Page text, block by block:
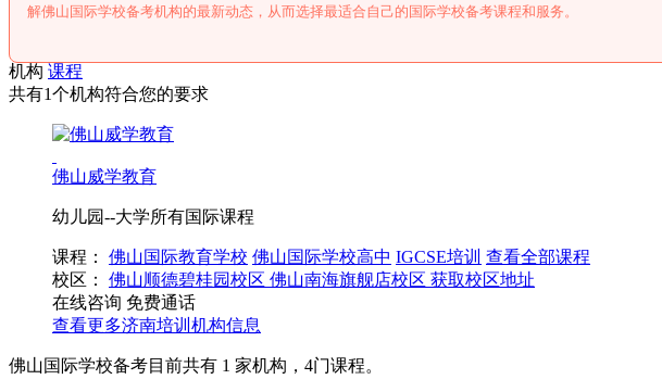
解佛山国际学校备考机构的最新动态，从而选择最适合自己的国际学校备考课程和服务。
机构 课程
共有1个机构符合您的要求
佛山威学教育
幼儿园--大学所有国际课程
课程： 佛山国际教育学校 佛山国际学校高中 IGCSE培训 查看全部课程
校区：
佛山顺德碧桂园校区 佛山南海旗舰店校区 获取校区地址
在线咨询 免费通话
查看更多济南培训机构信息
佛山国际学校备考目前共有 1 家机构， 4门课程。